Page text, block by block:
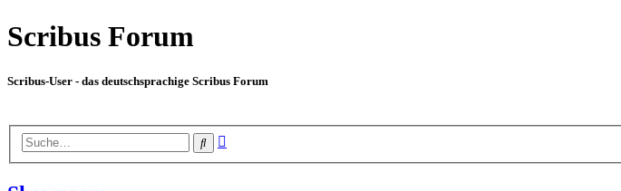
Scribus Forum
Scribus-User - das deutschsprachige Scribus Forum
Suche